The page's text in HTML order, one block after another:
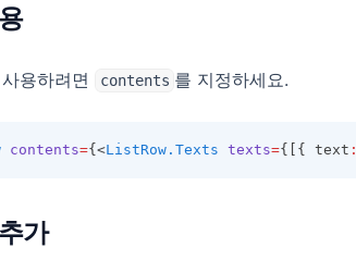
용하려면 contents 를 지정하세요.
contents={<ListRow.Texts texts={[{ text :
가